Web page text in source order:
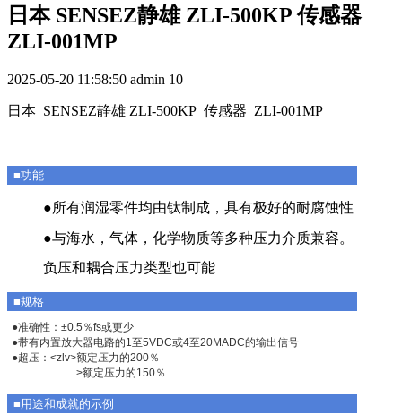
日本 SENSEZ静雄 ZLI-500KP 传感器
ZLI-001MP
2025-05-20 11:58:50 admin 10
日本 SENSEZ静雄 ZLI-500KP 传感器 ZLI-001MP
■功能
●所有润湿零件均由钛制成，具有极好的耐腐蚀性
●与海水，气体，化学物质等多种压力介质兼容。
负压和耦合压力类型也可能
■规格
●准确性：±0.5％fs或更少
●带有内置放大器电路的1至5VDC或4至20MADC的输出信号
●超压：<zlv>额定压力的200％
>额定压力的150％
■用途和成就的示例